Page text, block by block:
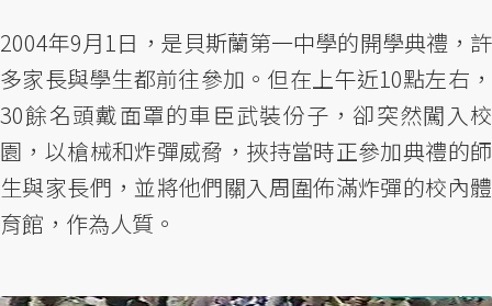
2004年9月1日，是貝斯蘭第一中學的開學典禮，許
多家長與學生都前往參加。但在上午近10點左右，
30餘名頭戴面罩的車臣武裝份子，卻突然闖入校
園，以槍械和炸彈威脅，挾持當時正參加典禮的師
生與家長們，並將他們關入周圍佈滿炸彈的校內體
育館，作為人質。